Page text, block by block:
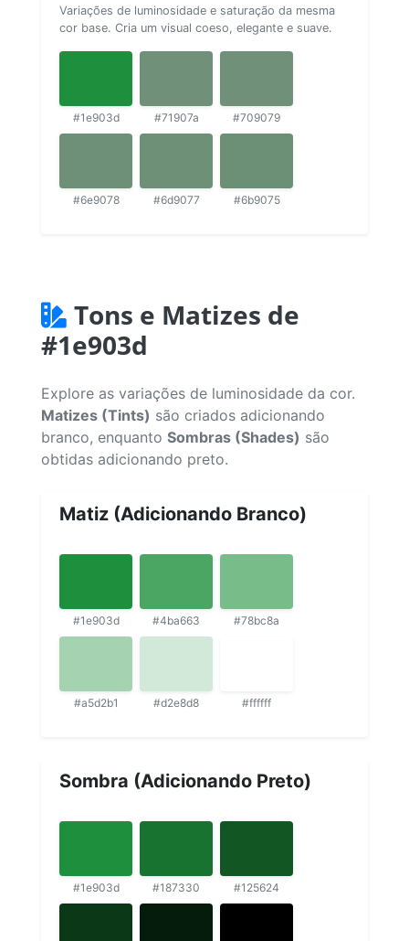
Variações de luminosidade e saturação da mesma
cor base. Cria um visual coeso, elegante e suave.
#1e903d #71907a #709079
#6e9078 #6d9077 #6b9075
Tons e Matizes de
#1e903d
Explore as variações de luminosidade da cor.
Matizes (Tints) são criados adicionando
branco, enquanto Sombras (Shades) são
obtidas adicionando preto.
Matiz (Adicionando Branco)
#1e903d #4ba663 #78bc8a
#a5d2b1 #d2e8d8 #ffffff
Sombra (Adicionando Preto)
#1e903d #187330 #125624